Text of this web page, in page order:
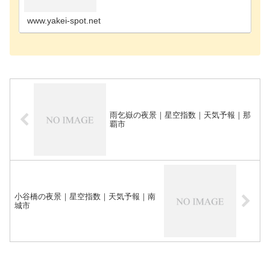
www.yakei-spot.net
雨乞嶽の夜景｜星空指数｜天気予報｜那
覇市
小谷橋の夜景｜星空指数｜天気予報｜南
城市